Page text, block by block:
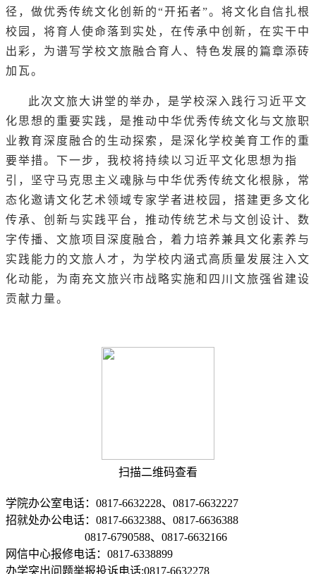
径，做优秀传统文化创新的“开拓者”。将文化自信扎根
校园，将育人使命落到实处，在传承中创新，在实干中
出彩，为谱写学校文旅融合育人、特色发展的篇章添砖
加瓦。
此次文旅大讲堂的举办，是学校深入践行习近平文
化思想的重要实践，是推动中华优秀传统文化与文旅职
业教育深度融合的生动探索，是深化学校美育工作的重
要举措。下一步，我校将持续以习近平文化思想为指
引，坚守马克思主义魂脉与中华优秀传统文化根脉，常
态化邀请文化艺术领域专家学者进校园，搭建更多文化
传承、创新与实践平台，推动传统艺术与文创设计、数
字传播、文旅项目深度融合，着力培养兼具文化素养与
实践能力的文旅人才，为学校内涵式高质量发展注入文
化动能，为南充文旅兴市战略实施和四川文旅强省建设
贡献力量。
扫描二维码查看
学院办公室电话：0817-6632228、0817-6632227
招就处办公电话：0817-6632388、0817-6636388
0817-6790588、0817-6632166
网信中心报修电话：0817-6338899
办学突出问题举报投诉电话:0817-6632278